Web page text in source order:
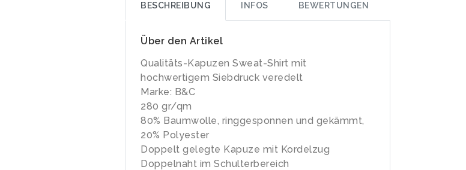
BESCHREIBUNG INFOS BEWERTUNGEN
Über den Artikel
Qualitäts-Kapuzen Sweat-Shirt mit
hochwertigem Siebdruck veredelt
Marke: B&C
280 gr/qm
80% Baumwolle, ringgesponnen und gekämmt,
20% Polyester
Doppelt gelegte Kapuze mit Kordelzug
Doppelnaht im Schulterbereich